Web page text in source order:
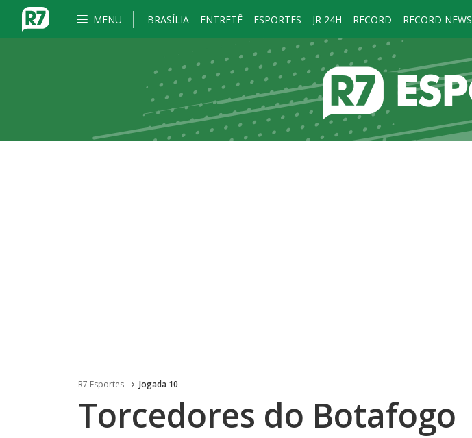
MENU BRASÍLIA ENTRETÊ ESPORTES JR 24H RECORD RECORD NEWS
R7 Esportes Jogada 10
Torcedores do Botafogo